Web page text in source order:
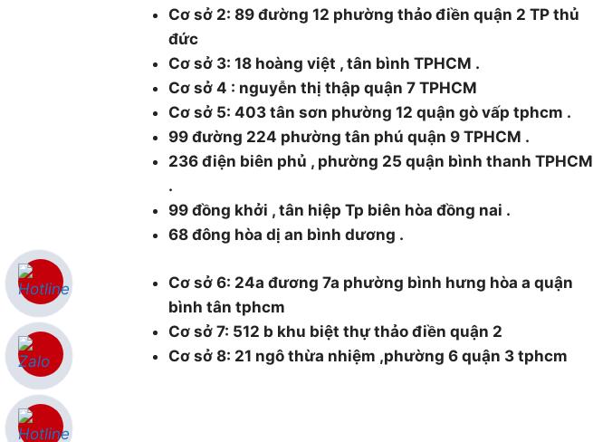
Cơ sở 2: 89 đường 12 phường thảo điền quận 2 TP thủ
đức
Cơ sở 3: 18 hoàng việt , tân bình TPHCM .
Cơ sở 4 : nguyễn thị thập quận 7 TPHCM
Cơ sở 5: 403 tân sơn phường 12 quận gò vấp tphcm .
99 đường 224 phường tân phú quận 9 TPHCM .
236 điện biên phủ , phường 25 quận bình thanh TPHCM
.
99 đồng khởi , tân hiệp Tp biên hòa đồng nai .
68 đông hòa dị an bình dương .
Cơ sở 6: 24a đương 7a phường bình hưng hòa a quận
bình tân tphcm
Cơ sở 7: 512 b khu biệt thự thảo điền quận 2
Cơ sở 8: 21 ngô thừa nhiệm ,phường 6 quận 3 tphcm